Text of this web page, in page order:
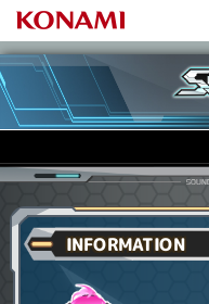
INFORMATION